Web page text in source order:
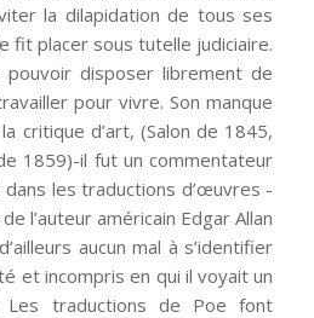
la dilapidation de tous ses
fit placer sous tutelle judiciaire.
disposer librement de
pour vivre. Son manque
critique d’art, (Salon de 1845,
1859)-il fut un commentateur
les traductions d’œuvres -
l’auteur américain Edgar Allan
aucun mal à s’identifier
et incompris en qui il voyait un
Les traductions de Poe font